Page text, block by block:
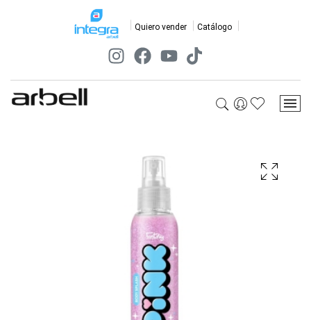
Quiero vender Catálogo